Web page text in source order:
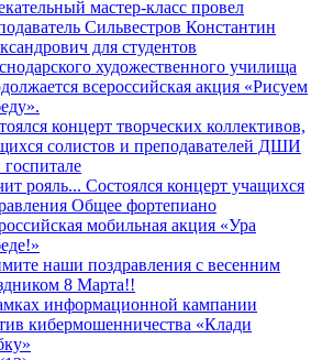
мастер-класс провел
Сильвестров Константин
для студентов
художественного училища
всероссийская акция «Рисуем
концерт творческих коллективов,
солистов и преподавателей ДШИ
госпитале
рояль... Состоялся концерт учащихся
Общее фортепиано
мобильная акция «Ура
наши поздравления с весенним
8 Марта!!
информационной кампании
кибермошенничества «Клади